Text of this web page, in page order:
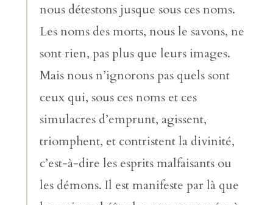
nous détestons jusque sous ces noms.
Les noms des morts, nous le savons, ne
sont rien, pas plus que leurs images.
Mais nous n’ignorons pas quels sont
ceux qui, sous ces noms et ces
simulacres d’emprunt, agissent,
triomphent, et contristent la divinité,
c’est-à-dire les esprits malfaisants ou
les démons. Il est manifeste par là que